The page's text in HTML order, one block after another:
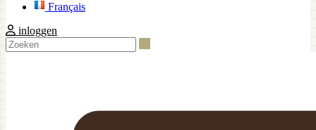
Français
inloggen